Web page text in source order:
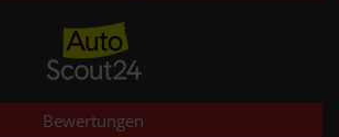
Bewertungen